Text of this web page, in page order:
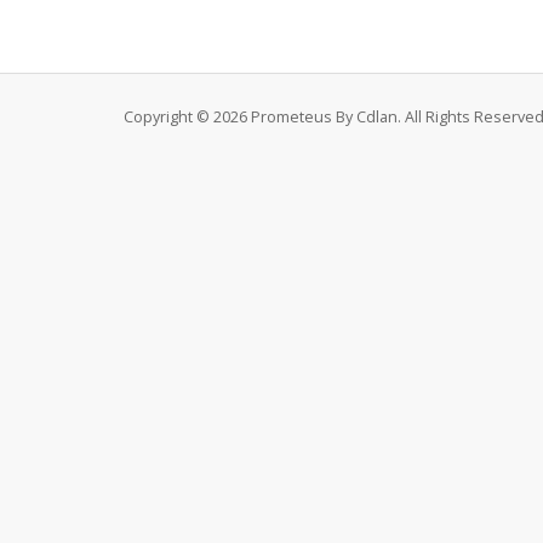
Copyright © 2026 Prometeus By Cdlan. All Rights